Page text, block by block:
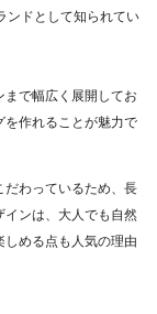
ンドとして知られてい
で幅広く展開してお
を作れることが魅力で
だわっているため、長
インは、大人でも自然
める点も人気の理由